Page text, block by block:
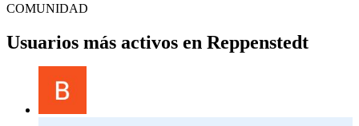
COMUNIDAD
Usuarios más activos en Reppenstedt